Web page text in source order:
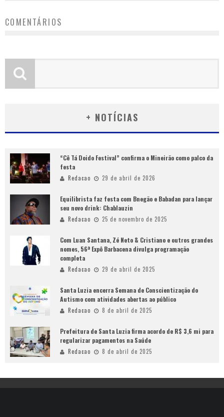
COMENTÁRIOS
+ NOTÍCIAS
“Cê Tá Doido Festival” confirma o Mineirão como palco da
festa
Redacao 29 de abril de 2026
Equilibrista faz festa com Bnegão e Babadan para lançar
seu novo drink: Chablauzin
Redacao 25 de novembro de 2025
Com Luan Santana, Zé Neto & Cristiano e outros grandes
nomes, 56ª Expô Barbacena divulga programação
completa
Redacao 29 de abril de 2025
Santa Luzia encerra Semana de Conscientização do
Autismo com atividades abertas ao público
Redacao 8 de abril de 2025
Prefeitura de Santa Luzia firma acordo de R$ 3,6 mi para
regularizar pagamentos na Saúde
Redacao 8 de abril de 2025